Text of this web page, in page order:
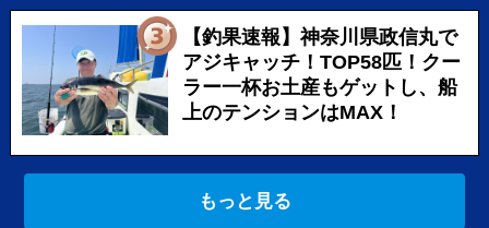
【釣果速報】神奈川県政信丸で
アジキャッチ！TOP58匹！クー
ラー一杯お土産もゲットし、船
上のテンションはMAX！
もっと見る